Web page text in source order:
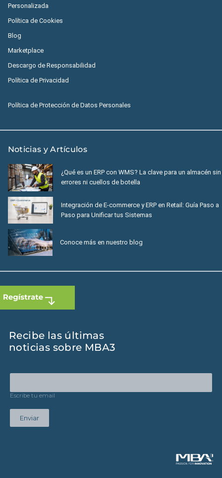
Personalizada
Política de Cookies
Blog
Marketplace
Descargo de Responsabilidad
Política de Privacidad
Política de Protección de Datos Personales
Noticias y Artículos
¿Qué es un ERP con WMS? La clave para un almacén sin
errores ni cuellos de botella
Integración de E-commerce y ERP en Retail: Guía Paso a
Paso para Unificar tus Sistemas
Conoce más en nuestro blog
Recibe las últimas
noticias sobre MBA3
Escribe tu email
Enviar